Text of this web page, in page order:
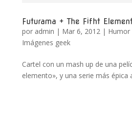
Futurama + The Fifht
por admin | Mar 6, 2012| Humor
Imágenes geek
Cartel con un mash up de una
elemento», y una serie más épica